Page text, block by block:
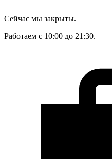
Сейчас мы закрыты.
Работаем с 10:00 до 21:30.